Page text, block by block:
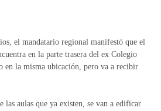
el mandatario regional manifestó que el
en la parte trasera del ex Colegio
en la misma ubicación, pero va a recibir
las aulas que ya existen, se van a edificar